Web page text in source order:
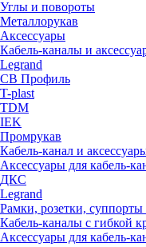
Углы и повороты
Металлорукав
Аксессуары
Кабель-каналы и
Legrand
СВ Профиль
T-plast
TDM
IEK
Промрукав
Кабель-канал и
Аксессуары для кабель-
ДКС
Legrand
Рамки, розетки,
Кабель-каналы с гибкой
Аксессуары для кабель-